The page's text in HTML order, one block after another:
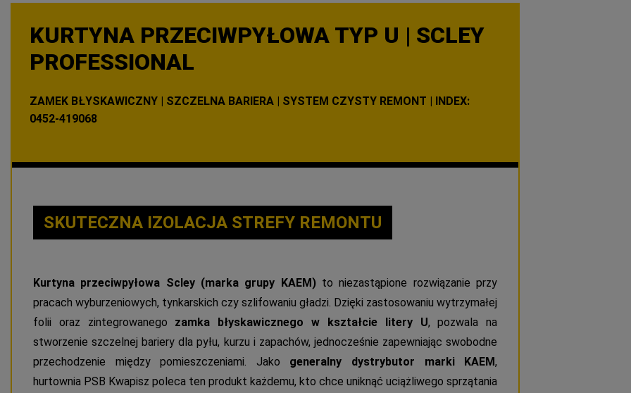
KURTYNA PRZECIWPYŁOWA TYP U | SCLEY
PROFESSIONAL
ZAMEK BŁYSKAWICZNY | SZCZELNA BARIERA | SYSTEM CZYSTY REMONT | INDEX:
0452-419068
SKUTECZNA IZOLACJA STREFY REMONTU
Kurtyna przeciwpyłowa Scley (marka grupy KAEM)to niezastąpione rozwiązanie przy
pracach wyburzeniowych, tynkarskich czy szlifowaniu gładzi. Dzięki zastosowaniu wytrzymałej
folii oraz zintegrowanego zamka błyskawicznego w kształcie litery U, pozwala na
stworzenie szczelnej bariery dla pyłu, kurzu i zapachów, jednocześnie zapewniając swobodne
przechodzenie między pomieszczeniami. Jako generalny dystrybutor marki KAEM,
hurtownia PSB Kwapisz poleca ten produkt każdemu, kto chce uniknąć uciążliwego sprzątania